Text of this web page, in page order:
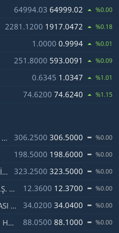
64994.03 64999.02 %0.00
2281.1200 1917.0472 %0.18
1.0000 0.9994 %0.01
251.8000 593.0091 %0.09
0.6345 1.0347 %1.01
74.6200 74.6240 %1.15
TÜRK HAVA YOLLARI AO 306.2500 306.5000 %0.00
198.5000 198.6000 %0.00
TÜRKIYE PETROL RAFINERILERI A.Ş. 323.2500 323.5000 %0.00
TÜRKIYE İŞ BANKASI A.Ş. CLASS C 12.3600 12.3700 %0.00
YAPI VE KREDI BANKASI A.Ş. 34.0200 34.0400 %0.00
HACI ÖMER SABANCI HOLDING A.Ş. 88.0500 88.1000 %0.00